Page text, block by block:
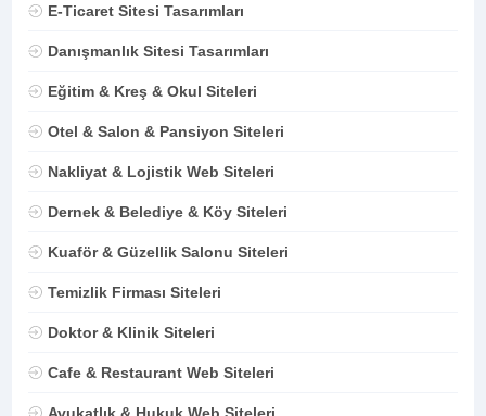
E-Ticaret Sitesi Tasarımları
Danışmanlık Sitesi Tasarımları
Eğitim & Kreş & Okul Siteleri
Otel & Salon & Pansiyon Siteleri
Nakliyat & Lojistik Web Siteleri
Dernek & Belediye & Köy Siteleri
Kuaför & Güzellik Salonu Siteleri
Temizlik Firması Siteleri
Doktor & Klinik Siteleri
Cafe & Restaurant Web Siteleri